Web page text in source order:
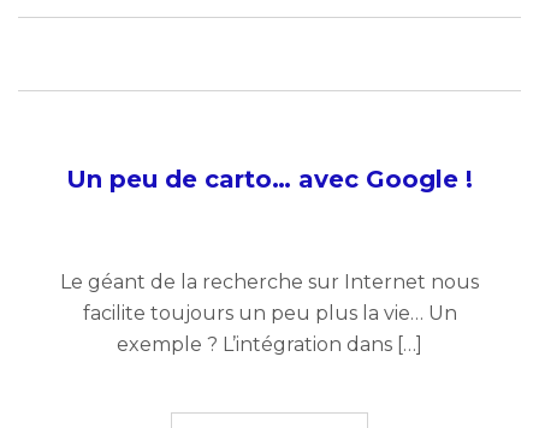
Un peu de carto… avec Google !
Le géant de la recherche sur Internet nous
facilite toujours un peu plus la vie… Un
exemple ? L’intégration dans […]